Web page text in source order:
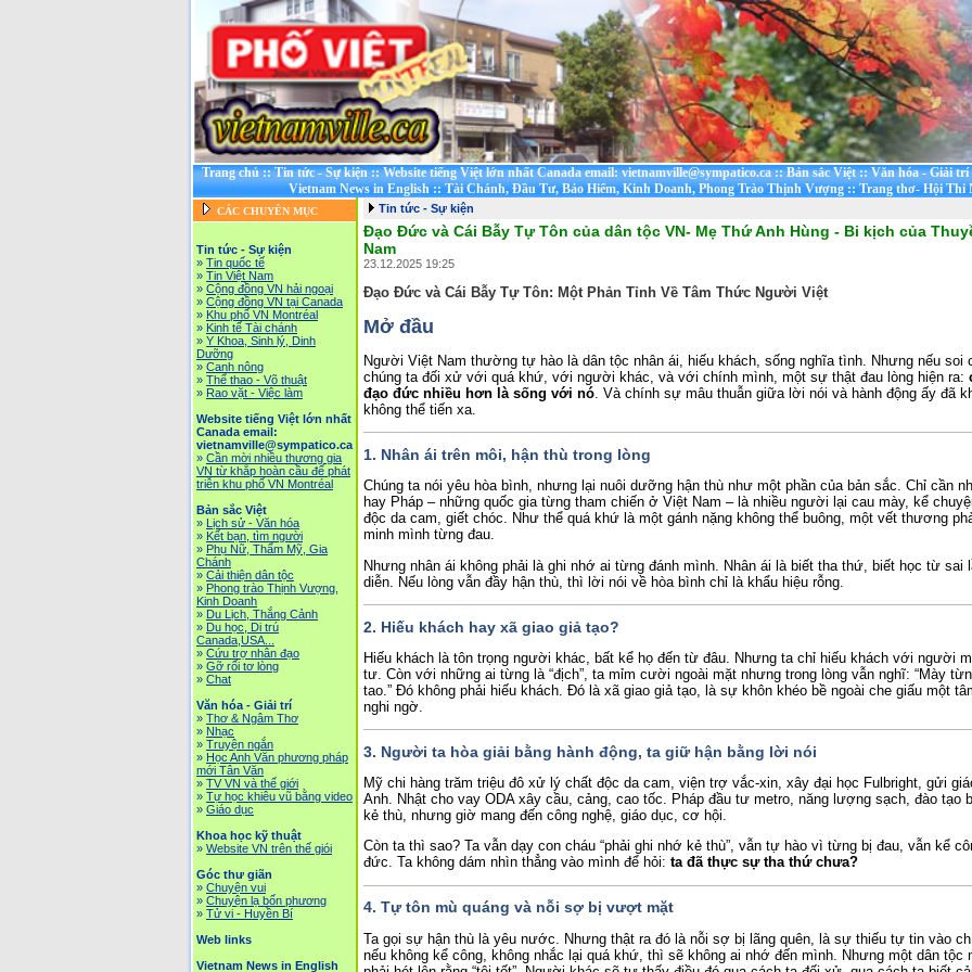
Trang chủ::Tin tức - Sự kiện::Website tiếng Việt lớn nhất Canada email: vietnamville@sympatico.ca::Bản sắc Việt::Văn hóa - Giải trí
Vietnam News in English::Tài Chánh, Đầu Tư, Bảo Hiểm, Kinh Doanh, Phong Trào Thịnh Vượng::Trang thơ- Hội Thi
CÁC CHUYÊN MỤC
Tin tức - Sự kiện
» Tin quốc tế
» Tin Việt Nam
» Cộng đồng VN hải ngoại
» Cộng đồng VN tại Canada
» Khu phố VN Montréal
» Kinh tế Tài chánh
» Y Khoa, Sinh lý, Dinh
Dưỡng
» Canh nông
» Thể thao - Võ thuật
» Rao vặt - Việc làm
Website tiếng Việt lớn nhất
Canada email:
vietnamville@sympatico.ca
» Cần mời nhiều thương gia
VN từ khắp hoàn cầu để phát
triễn khu phố VN Montréal
Bản sắc Việt
» Lịch sử - Văn hóa
» Kết bạn, tìm người
» Phụ Nữ, Thẩm Mỹ, Gia
Chánh
» Cải thiện dân tộc
» Phong trào Thịnh Vượng,
Kinh Doanh
» Du Lịch, Thắng Cảnh
» Du học, Di trú
Canada,USA...
» Cứu trợ nhân đạo
» Gỡ rối tơ lòng
» Chat
Văn hóa - Giải trí
» Thơ & Ngâm Thơ
» Nhạc
» Truyện ngắn
» Học Anh Văn phương pháp
mới Tân Văn
» TV VN và thế giới
» Tự học khiêu vũ bằng video
» Giáo dục
Khoa học kỹ thuật
» Website VN trên thế giói
Góc thư giãn
» Chuyện vui
» Chuyện lạ bốn phương
» Tử vi - Huyền Bí
Web links
Vietnam News in English
Tin tức - Sự kiện
Đạo Đức và Cái Bẫy Tự Tôn của dân tộc VN- Mẹ Thứ Anh Hùng - Bi kịch của
Nam
23.12.2025 19:25
Đạo Đức và Cái Bẫy Tự Tôn: Một Phản Tỉnh Về Tâm Thức Người Việt
Mở đầu
Người Việt Nam thường tự hào là dân tộc nhân ái, hiếu khách, sống nghĩa tình. Nhưng nếu soi
chúng ta đối xử với quá khứ, với người khác, và với chính mình, một sự thật đau lòng hiện ra:
đạo đức nhiều hơn là sống với nó . Và chính sự mâu thuẫn giữa lời nói và hành động ấy đã
không thể tiến xa.
1. Nhân ái trên môi, hận thù trong lòng
Chúng ta nói yêu hòa bình, nhưng lại nuôi dưỡng hận thù như một phần của bản sắc. Chỉ cần
hay Pháp – những quốc gia từng tham chiến ở Việt Nam – là nhiều người lại cau mày, kể
độc da cam, giết chóc. Như thể quá khứ là một gánh nặng không thể buông, một vết thương
minh mình từng đau.
Nhưng nhân ái không phải là ghi nhớ ai từng đánh mình. Nhân ái là biết tha thứ, biết học từ sai
diễn. Nếu lòng vẫn đầy hận thù, thì lời nói về hòa bình chỉ là khẩu hiệu rỗng.
2. Hiếu khách hay xã giao giả tạo?
Hiếu khách là tôn trọng người khác, bất kể họ đến từ đâu. Nhưng ta chỉ hiếu khách với người
tư. Còn với những ai từng là “địch”, ta mỉm cười ngoài mặt nhưng trong lòng vẫn nghĩ: “Mày
tao.” Đó không phải hiếu khách. Đó là xã giao giả tạo, là sự khôn khéo bề ngoài che giấu một
nghi ngờ.
3. Người ta hòa giải bằng hành động, ta giữ hận bằng lời nói
Mỹ chi hàng trăm triệu đô xử lý chất độc da cam, viện trợ vắc-xin, xây đại học Fulbright, gửi
Anh. Nhật cho vay ODA xây cầu, cảng, cao tốc. Pháp đầu tư metro, năng lượng sạch, đào tạo
kẻ thù, nhưng giờ mang đến công nghệ, giáo dục, cơ hội.
Còn ta thì sao? Ta vẫn dạy con cháu “phải ghi nhớ kẻ thù”, vẫn tự hào vì từng bị đau, vẫn kể
đức. Ta không dám nhìn thẳng vào mình để hỏi: ta đã thực sự tha thứ chưa?
4. Tự tôn mù quáng và nỗi sợ bị vượt mặt
Ta gọi sự hận thù là yêu nước. Nhưng thật ra đó là nỗi sợ bị lãng quên, là sự thiếu tự tin vào
nếu không kể công, không nhắc lại quá khứ, thì sẽ không ai nhớ đến mình. Nhưng một dân tộc